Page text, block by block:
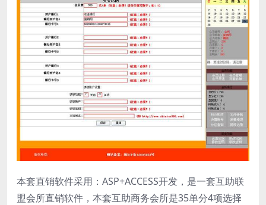
本套直销软件采用：ASP+ACCESS开发，是一套互助联
盟会所直销软件，本套互助商务会所是35单分4项选择